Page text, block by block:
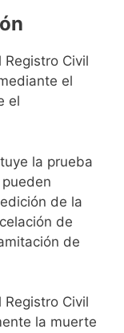
Civil
el
el
la prueba
de la
de
de
Civil
la muerte